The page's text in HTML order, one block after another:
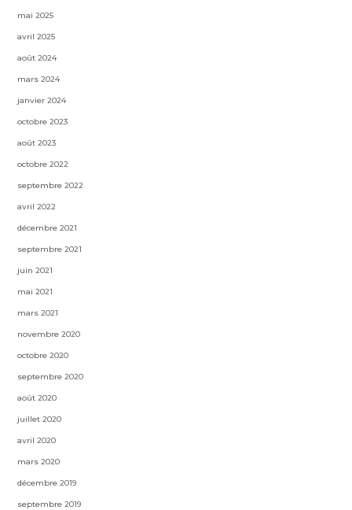
mai 2025
avril 2025
août 2024
mars 2024
janvier 2024
octobre 2023
août 2023
octobre 2022
septembre 2022
avril 2022
décembre 2021
septembre 2021
juin 2021
mai 2021
mars 2021
novembre 2020
octobre 2020
septembre 2020
août 2020
juillet 2020
avril 2020
mars 2020
décembre 2019
septembre 2019